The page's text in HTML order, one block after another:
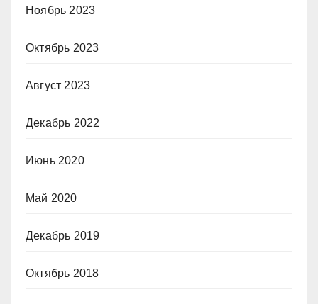
Ноябрь 2023
Октябрь 2023
Август 2023
Декабрь 2022
Июнь 2020
Май 2020
Декабрь 2019
Октябрь 2018